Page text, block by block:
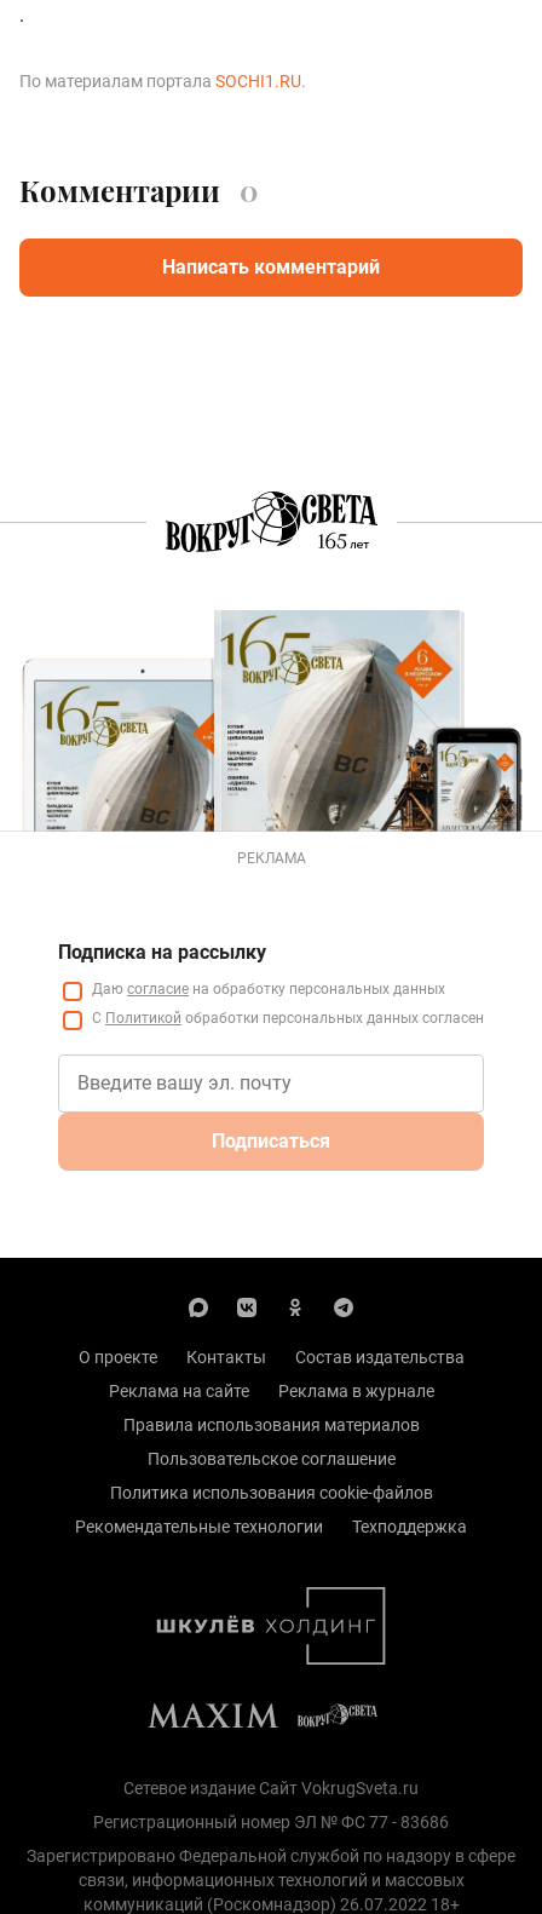
.
По материалам портала SOCHI1.RU.
Комментарии 0
Написать комментарий
РЕКЛАМА
Подписка на рассылку
Даю согласие на обработку персональных данных
С Политикой обработки персональных данных согласен
Подписаться
О проекте Контакты
Состав издательства
Реклама на сайте
Реклама в журнале
Правила использования материалов
Пользовательское соглашение
Политика использования cookie-файлов
Рекомендательные технологии
Техподдержка
Сетевое издание Сайт VokrugSveta.ru
Регистрационный номер ЭЛ № ФС 77 - 83686
Зарегистрировано Федеральной службой по надзору в сфере
связи, информационных технологий и массовых
коммуникаций (Роскомнадзор) 26.07.2022 18+